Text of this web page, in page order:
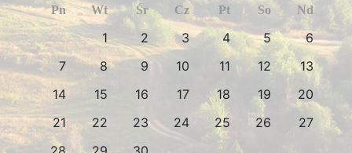
Pn Wt Śr Cz Pt So Nd
1 2 3 4 5
6
7
8 9 10 11 12
13
14
15 16 17 18 19
20
21
22 23 24 25 26
27